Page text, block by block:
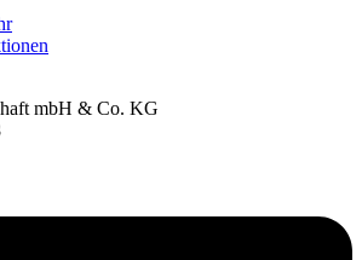
mbH & Co. KG